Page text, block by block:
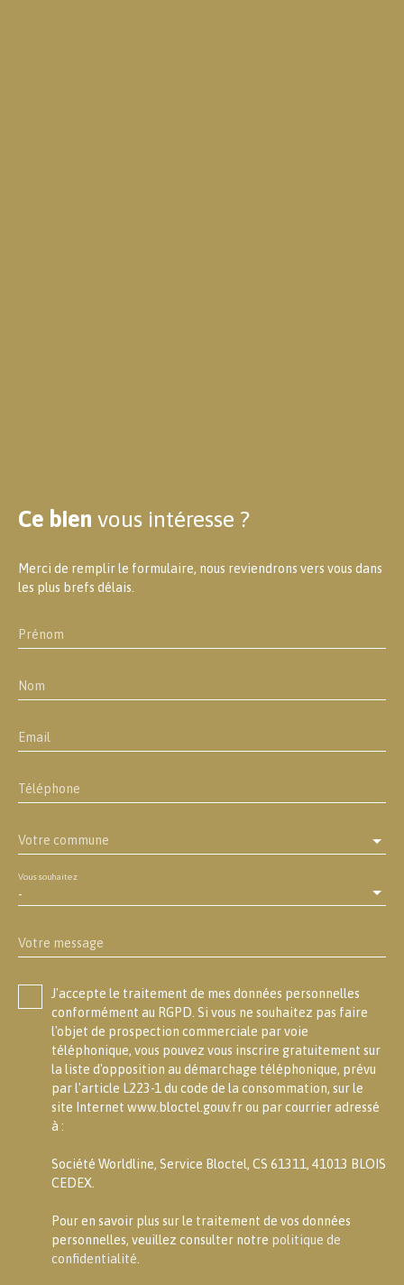
Ce bien vous intéresse ?
Merci de remplir le formulaire, nous reviendrons vers vous dans
les plus brefs délais.
Prénom
Nom
Email
Téléphone
Votre commune
-
Vous souhaitez
Votre message
J'accepte le traitement de mes données personnelles
conformément au RGPD. Si vous ne souhaitez pas faire
l'objet de prospection commerciale par voie
téléphonique, vous pouvez vous inscrire gratuitement sur
la liste d'opposition au démarchage téléphonique, prévu
par l'article L223-1 du code de la consommation, sur le
site Internet www.bloctel.gouv.fr ou par courrier adressé
à :
Société Worldline, Service Bloctel, CS 61311, 41013 BLOIS
CEDEX.
Pour en savoir plus sur le traitement de vos données
personnelles, veuillez consulter notre politique de
confidentialité.